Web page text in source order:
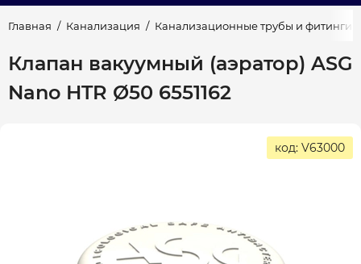
Главная Канализация Канализационные трубы и фитинги
Клапан вакуумный (аэратор) ASG
Nano HTR Ø50 6551162
код: V63000